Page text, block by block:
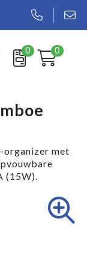
0 0
organizer met
(15W).